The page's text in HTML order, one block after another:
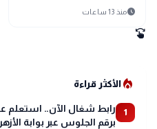
يفاجئ الأسواق
scheduleمنذ 13 ساعات
swipe
local_fire_departmentالأكثر قراءة
1
برقم الجلوس عبر بوابة الأزهر